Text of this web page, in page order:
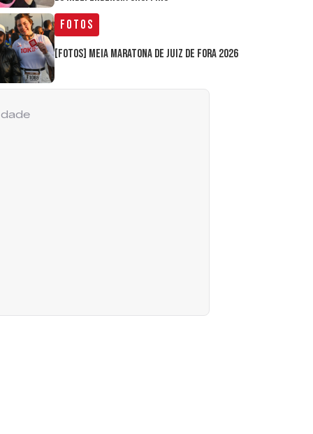
Fotos
[FOTOS] Meia Maratona de Juiz de Fora 2026